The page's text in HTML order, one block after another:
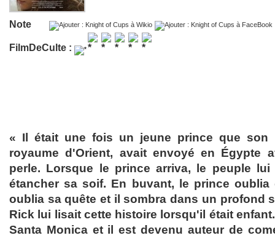
Note
FilmDeCulte :
« Il était une fois un jeune prince que son
royaume d'Orient, avait envoyé en Égypte
perle. Lorsque le prince arriva, le peuple
étancher sa soif. En buvant, le prince
oublia sa quête et il sombra dans un profond
Rick lui lisait cette histoire lorsqu'il était
Santa Monica et il est devenu auteur de